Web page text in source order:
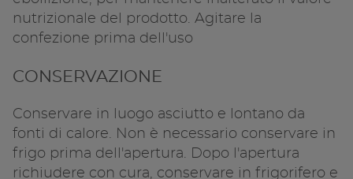
nutrizionale del prodotto. Agitare la
confezione prima dell'uso
CONSERVAZIONE
Conservare in luogo asciutto e lontano da
fonti di calore. Non è necessario conservare in
frigo prima dell'apertura. Dopo l'apertura
richiudere con cura, conservare in frigorifero e